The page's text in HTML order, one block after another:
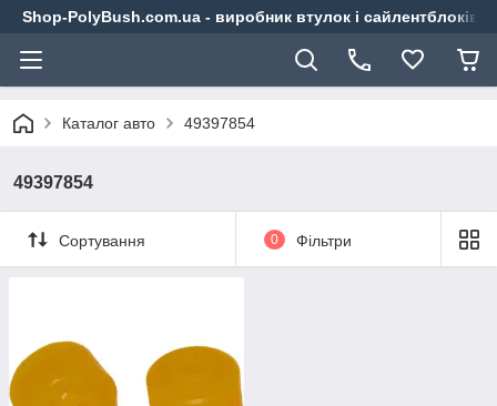
Shop-PolyBush.com.ua - виробник втулок і сайлентблоків
Каталог авто 49397854
49397854
Сортування 0 Фільтри